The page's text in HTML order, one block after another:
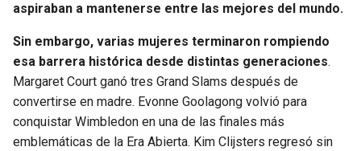
VIKINGS
FALCONS
PANTHERS
SAINTS
THUNDER
TRAIL BLAZERS
JAZZ
aspiraban a mantenerse entre las mejores del mundo.
Sin embargo, varias mujeres terminaron rompiendo
esa barrera histórica desde distintas generaciones.
Margaret Court ganó tres Grand Slams después de
convertirse en madre. Evonne Goolagong volvió para
conquistar Wimbledon en una de las finales más
emblemáticas de la Era Abierta. Kim Clijsters regresó sin